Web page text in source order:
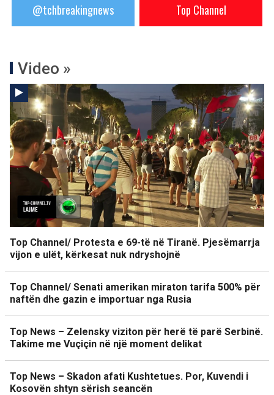
@tchbreakingnews Top Channel
Video »
Top Channel/ Protesta e 69-të në Tiranë. Pjesëmarrja
vijon e ulët, kërkesat nuk ndryshojnë
Top Channel/ Senati amerikan miraton tarifa 500% për
naftën dhe gazin e importuar nga Rusia
Top News – Zelensky viziton për herë të parë Serbinë.
Takime me Vuçiçin në një moment delikat
Top News – Skadon afati Kushtetues. Por, Kuvendi i
Kosovën shtyn sërish seancën